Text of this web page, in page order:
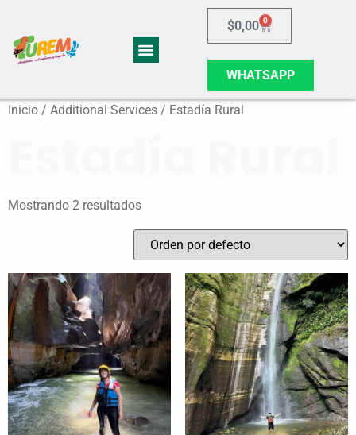
$0,00 0
WHATSAPP
Inicio / Additional Services / Estadía Rural
Mostrando 2 resultados